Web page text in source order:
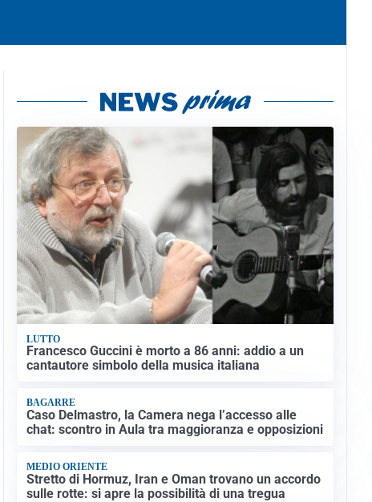
LUTTO
Francesco Guccini è morto a 86 anni: addio a un
cantautore simbolo della musica italiana
BAGARRE
Caso Delmastro, la Camera nega l’accesso alle
chat: scontro in Aula tra maggioranza e opposizioni
MEDIO ORIENTE
Stretto di Hormuz, Iran e Oman trovano un accordo
sulle rotte: si apre la possibilità di una tregua